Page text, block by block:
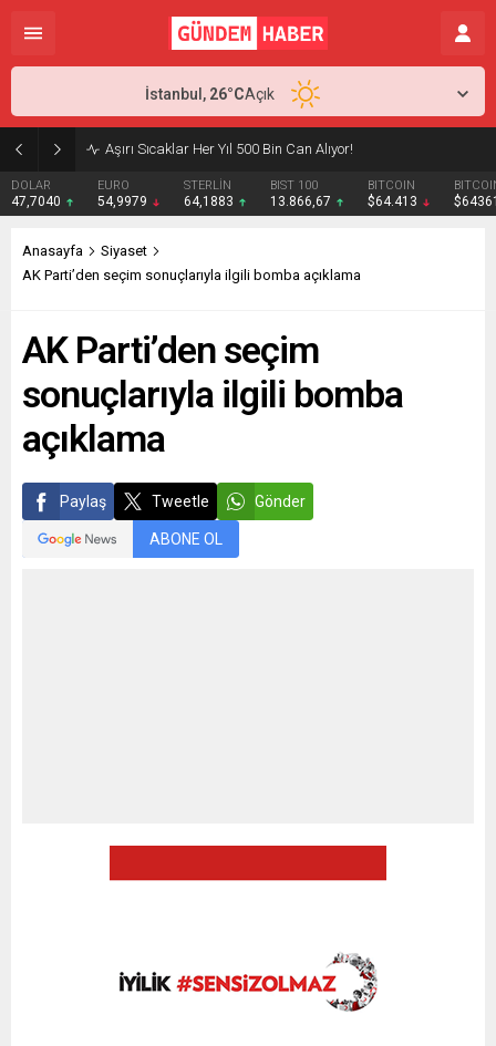
Aşırı Sıcaklar Her Yıl 500 Bin Can Alıyor!
DOLAR
47,7040
EURO
54,9979
STERLİN
64,1883
BIST 100
13.866,67
BITCOIN
$64.413
İstanbul, 26°CAçık
Anasayfa
Siyaset
AK Parti’den seçim sonuçlarıyla ilgili bomba açıklama
AK Parti’den seçim
sonuçlarıyla ilgili bomba
açıklama
Paylaş Tweetle Gönder
ABONE OL